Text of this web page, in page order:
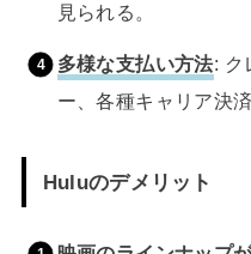
見られる。
多様な支払い方法: ク
ー、各種キャリア決
Huluのデメリット